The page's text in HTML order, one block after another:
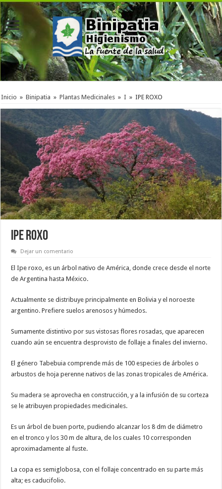
Inicio » Binipatia » Plantas Medicinales » I » IPE ROXO
IPE ROXO
Dejar un comentario
El Ipe roxo, es un árbol nativo de América, donde crece desde el norte
de Argentina hasta México.
Actualmente se distribuye principalmente en Bolivia y el noroeste
argentino. Prefiere suelos arenosos y húmedos.
Sumamente distintivo por sus vistosas flores rosadas, que aparecen
cuando aún se encuentra desprovisto de follaje a finales del invierno.
El género Tabebuia comprende más de 100 especies de árboles o
arbustos de hoja perenne nativos de las zonas tropicales de América.
Su madera se aprovecha en construcción, y a la infusión de su corteza
se le atribuyen propiedades medicinales.
Es un árbol de buen porte, pudiendo alcanzar los 8 dm de diámetro
en el tronco y los 30 m de altura, de los cuales 10 corresponden
aproximadamente al fuste.
La copa es semiglobosa, con el follaje concentrado en su parte más
alta; es caducifolio.